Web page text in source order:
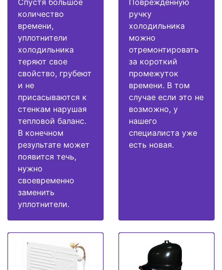
Спустя большое
количество
времени,
уплотнители
холодильника
теряют свое
свойство, грубеют
и не
присасываются к
стенкам нарушая
тепловой баланс.
В конечном
результате может
появится течь,
нужно
своевременно
заменить
уплотнители.
Поврежденную
ручку
холодильника
можно
отремонтировать
за короткий
промежуток
времени. В том
случае если это не
возможно, у
нашего
специалиста уже
есть новая.